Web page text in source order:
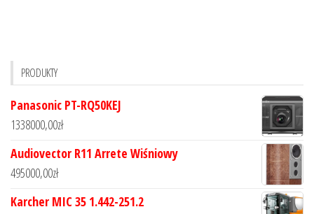
PRODUKTY
Panasonic PT-RQ50KEJ
1338000,00zł
Audiovector R11 Arrete Wiśniowy
495000,00zł
Karcher MIC 35 1.442-251.2